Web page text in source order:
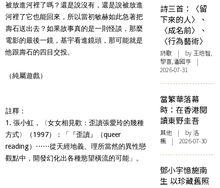
被放進河裡了嗎？還是說沒有，還是說被放進
河裡了它也能回來，所以當初敏赫如此急著把
壽石送出去？如果故事真的是一則怪談，那麼
電影的最後一鏡，基宇看進鏡頭，那可能就是
他跟壽石的四目交投。
（純屬遊戲）
註釋：
1. 張小虹，〈女女相見歡：歪讀張愛玲的幾種
方式〉（1997）：「『歪讀』（queer
reading）⋯⋯從天經地義、理所當然的異性戀
觀點中，開發幻化出各種慾望橫流的可能」。
詩三首：〈留
下來的人〉、
〈成名前〉、
〈行為藝術〉
詩歌 | by 王培智,
黎喜,潘國亨 |
2026-07-31
當繁華落幕
時：在香港閱
讀東野圭吾
其他 | by洛
楓 | 2026-07-30
鄧小宇憶施南
生 以珍藏舊照